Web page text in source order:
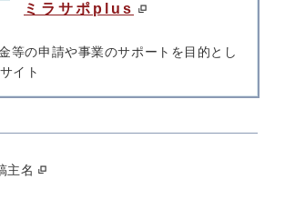
ミラサポplus
等の申請や事業のサポートを目的とし
イト
主名